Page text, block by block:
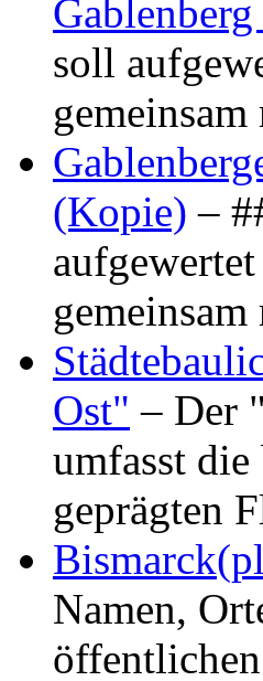
soll
(Kopie) –
Ost" – Der
umfasst
geprägten
Namen,